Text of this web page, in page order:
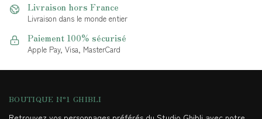
Livraison hors France
Livraison dans le monde entier
Paiement 100% sécurisé
Apple Pay, Visa, MasterCard
BOUTIQUE N°1 GHIBLI